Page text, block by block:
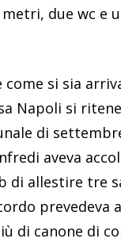
metri, due wc e
come si sia
Napoli si
di
aveva
di allestire tre
prevedeva
di canone di